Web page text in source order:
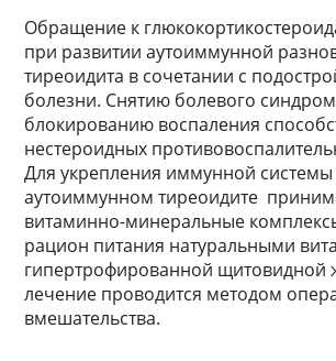
Обращение к
при развитии аутоиммунной
тиреоидита в сочетании с
болезни. Снятию болевого
блокированию воспаления
нестероидных
Для укрепления иммунной
аутоиммунном тиреоидите
витаминно-минеральные
рацион питания натуральными
гипертрофированной щитовидной
лечение проводится методом
вмешательства.